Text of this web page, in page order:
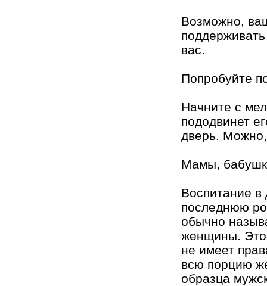
Возможно,
вас.
Попробуйте
Начните с
пододвинет
дверь.
Мамы,
Воспитание в
последнюю
обычно
женщины. Это
не имеет
всю порцию
образца